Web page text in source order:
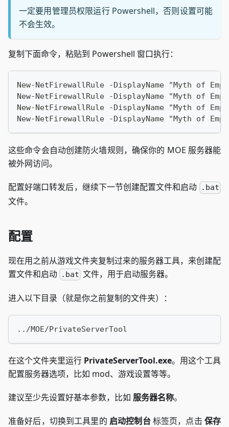
一定要用管理员权限运行 Powershell，否则设置可能
不会生效。
复制下面命令，粘贴到 Powershell 窗口执行：
New-NetFirewallRule -DisplayName "Myth of
New-NetFirewallRule -DisplayName "Myth of
New-NetFirewallRule -DisplayName "Myth of
New-NetFirewallRule -DisplayName "Myth of
这些命令会自动创建防火墙规则，确保你的 MOE 服务器能
被外网访问。
配置好端口转发后，继续下一节创建配置文件和启动 .bat
文件。
配置
现在用之前从游戏文件夹复制过来的服务器工具，来创建配
置文件和启动 .bat 文件，用于启动服务器。
进入以下目录（就是你之前复制的文件夹）：
../MOE/PrivateServerTool
在这个文件夹里运行 PrivateServerTool.exe。用这个工具
配置服务器选项，比如 mod、游戏设置等等。
建议至少先设置好基本参数，比如 服务器名称。
准备好后，切换到工具里的 启动控制台标签页，点击 保存